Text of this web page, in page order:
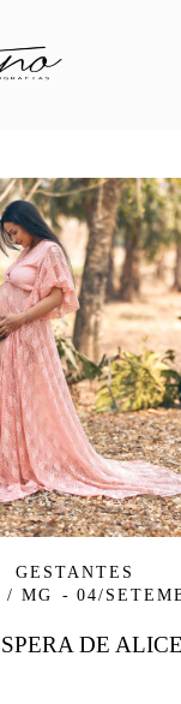
GESTANTES
/ MG
04/
DE ALICE